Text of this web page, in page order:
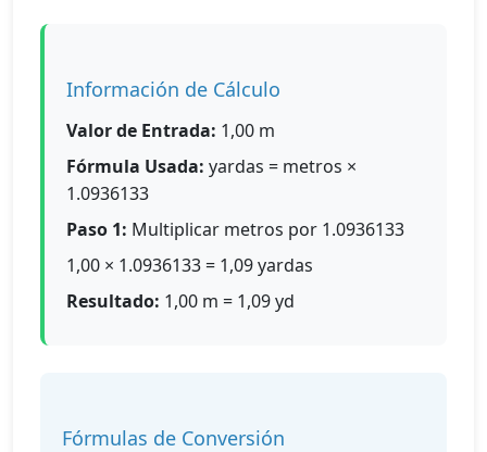
Información de Cálculo
Valor de Entrada: 1,00 m
Fórmula Usada: yardas = metros ×
1.0936133
Paso 1: Multiplicar metros por 1.0936133
1,00 × 1.0936133 = 1,09 yardas
Resultado: 1,00 m = 1,09 yd
Fórmulas de Conversión